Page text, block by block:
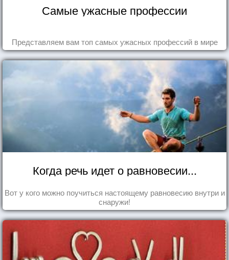
Самые ужасные профессии
Представляем вам топ самых ужасных профессий в мире
Когда речь идет о равновесии...
Вот у кого можно поучиться настоящему равновесию внутри и
снаружи!